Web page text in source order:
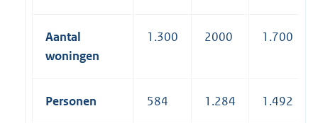
Aantal
woningen
1.300 2000 1.700
Personen 584 1.284 1.492